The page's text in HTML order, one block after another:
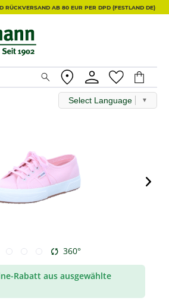
RÜCKVERSAND AB 80 EUR PER DPD (FESTLAND DE)
Select Language ▼
360°
Rabatt aus ausgewählte